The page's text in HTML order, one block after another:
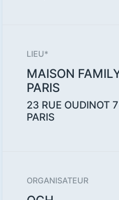
LIEU*
MAISON
PARIS
23 RUE OUDINOT
PARIS
ORGANISATEUR